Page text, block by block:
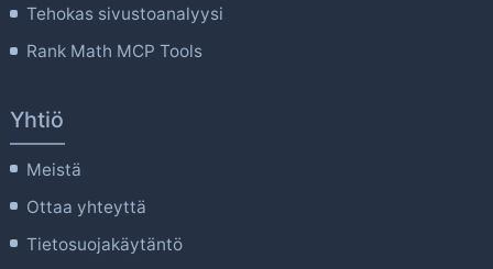
Tehokas sivustoanalyysi
Rank Math MCP Tools
Yhtiö
Meistä
Ottaa yhteyttä
Tietosuojakäytäntö